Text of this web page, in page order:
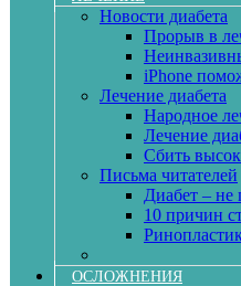
Новости диабета
Прорыв в
iPhone
Лечение диабета
Народное
Лечение
Сбить
Письма читателей
Диабет – не
10 причин
ОСЛОЖНЕНИЯ